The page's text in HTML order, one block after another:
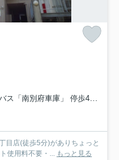
「南別府車庫」 停歩4分
目店(徒歩5分)がありちょっと
使用料不要・... もっと見る